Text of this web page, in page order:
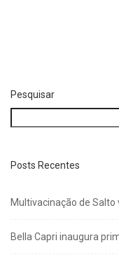
Pesquisar
Posts Recentes
Multivacinação de Salto
Bella Capri inaugura